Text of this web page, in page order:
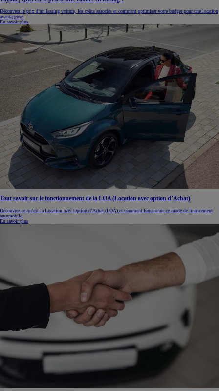
Découvrez le prix d’un leasing voiture, les coûts associés et comment optimiser votre budget pour une location
avantageuse.
En savoir plus
Tout savoir sur le fonctionnement de la LOA (Location avec option d’Achat)
Découvrez ce qu’est la Location avec Option d’Achat (LOA) et comment fonctionne ce mode de financement
automobile.
En savoir plus